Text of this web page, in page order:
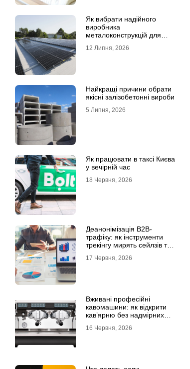
Як вибрати надійного
виробника
металоконструкцій для
12 Липня, 2026
Найкращі причини обрати
якісні залізобетонні вироби
5 Липня, 2026
Як працювати в таксі Києва
у вечірній час
18 Червня, 2026
Деанонімізація B2B-
трафіку: як інструменти
трекінгу мирять сейлзів та
17 Червня, 2026
Вживані професійні
кавомашини: як відкрити
кав’ярню без надмірних
16 Червня, 2026